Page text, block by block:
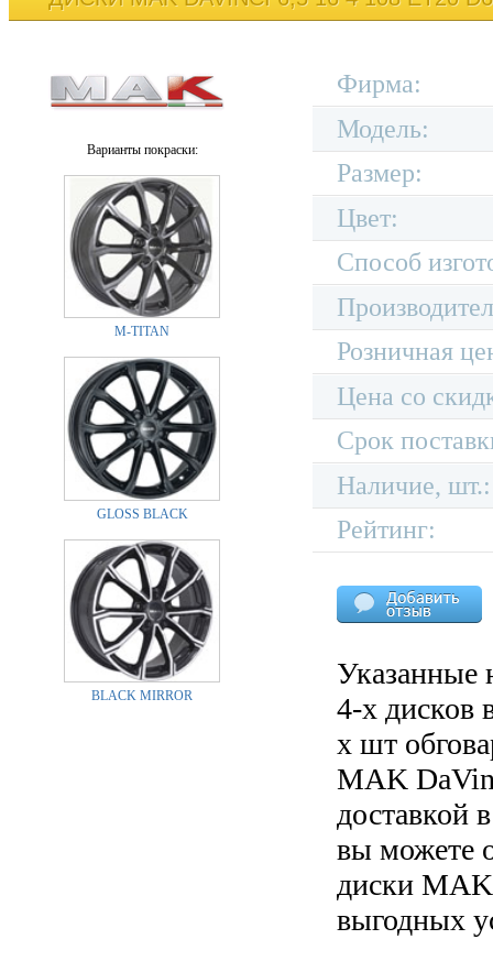
Варианты покраски:
M-TITAN
GLOSS BLACK
BLACK MIRROR
Фирма:
Модель:
Размер:
Цвет:
Способ
Розничная
Цена со
Срок
Наличие, шт.:
Рейтинг:
Указанные
4-х дисков
х шт
MAK
доставкой
вы можете
диски
выгодных